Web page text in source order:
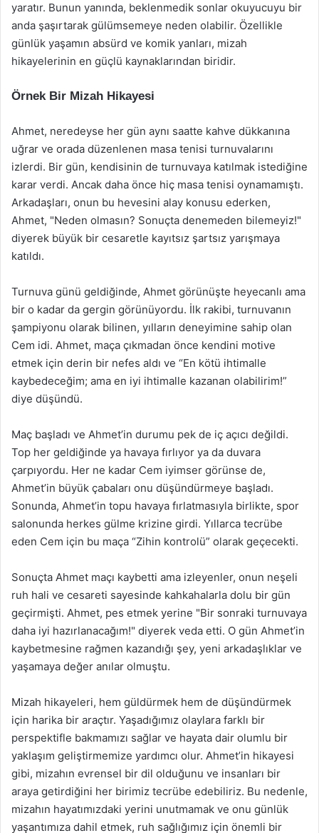
yaratır. Bunun yanında, beklenmedik sonlar okuyucuyu bir
anda şaşırtarak gülümsemeye neden olabilir. Özellikle
günlük yaşamın absürd ve komik yanları, mizah
hikayelerinin en güçlü kaynaklarından biridir.
Örnek Bir Mizah Hikayesi
Ahmet, neredeyse her gün aynı saatte kahve dükkanına
uğrar ve orada düzenlenen masa tenisi turnuvalarını
izlerdi. Bir gün, kendisinin de turnuvaya katılmak istediğine
karar verdi. Ancak daha önce hiç masa tenisi oynamamıştı.
Arkadaşları, onun bu hevesini alay konusu ederken,
Ahmet, "Neden olmasın? Sonuçta denemeden bilemeyiz!"
diyerek büyük bir cesaretle kayıtsız şartsız yarışmaya
katıldı.
Turnuva günü geldiğinde, Ahmet görünüşte heyecanlı ama
bir o kadar da gergin görünüyordu. İlk rakibi, turnuvanın
şampiyonu olarak bilinen, yılların deneyimine sahip olan
Cem idi. Ahmet, maça çıkmadan önce kendini motive
etmek için derin bir nefes aldı ve “En kötü ihtimalle
kaybedeceğim; ama en iyi ihtimalle kazanan olabilirim!”
diye düşündü.
Maç başladı ve Ahmet’in durumu pek de iç açıcı değildi.
Top her geldiğinde ya havaya fırlıyor ya da duvara
çarpıyordu. Her ne kadar Cem iyimser görünse de,
Ahmet’in büyük çabaları onu düşündürmeye başladı.
Sonunda, Ahmet’in topu havaya fırlatmasıyla birlikte, spor
salonunda herkes gülme krizine girdi. Yıllarca tecrübe
eden Cem için bu maça “Zihin kontrolü” olarak geçecekti.
Sonuçta Ahmet maçı kaybetti ama izleyenler, onun neşeli
ruh hali ve cesareti sayesinde kahkahalarla dolu bir gün
geçirmişti. Ahmet, pes etmek yerine "Bir sonraki turnuvaya
daha iyi hazırlanacağım!" diyerek veda etti. O gün Ahmet’in
kaybetmesine rağmen kazandığı şey, yeni arkadaşlıklar ve
yaşamaya değer anılar olmuştu.
Mizah hikayeleri, hem güldürmek hem de düşündürmek
için harika bir araçtır. Yaşadığımız olaylara farklı bir
perspektifle bakmamızı sağlar ve hayata dair olumlu bir
yaklaşım geliştirmemize yardımcı olur. Ahmet’in hikayesi
gibi, mizahın evrensel bir dil olduğunu ve insanları bir
araya getirdiğini her birimiz tecrübe edebiliriz. Bu nedenle,
mizahın hayatımızdaki yerini unutmamak ve onu günlük
yaşantımıza dahil etmek, ruh sağlığımız için önemli bir